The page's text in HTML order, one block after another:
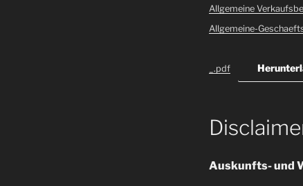
Allgemeine
Allgemeine-
_.pdf
Auskunfts- und